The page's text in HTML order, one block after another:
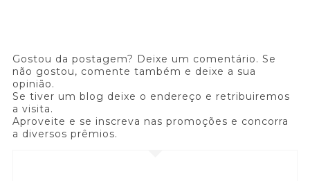
Gostou da postagem? Deixe um comentário. Se
não gostou, comente também e deixe a sua
opinião.
Se tiver um blog deixe o endereço e retribuiremos
a visita.
Aproveite e se inscreva nas promoções e concorra
a diversos prêmios.